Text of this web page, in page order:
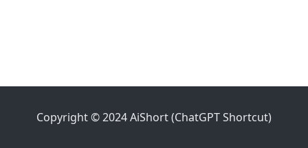
Copyright © 2024 AiShort (ChatGPT Shortcut)